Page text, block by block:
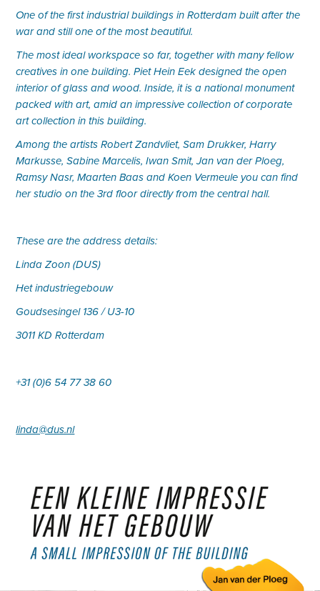
One of the first industrial buildings in Rotterdam built after the
war and still one of the most beautiful.
The most ideal workspace so far, together with many fellow
creatives in one building. Piet Hein Eek designed the open
interior of glass and wood. Inside, it is a national monument
packed with art, amid an impressive collection of corporate
art collection in this building.
Among the artists Robert Zandvliet, Sam Drukker, Harry
Markusse, Sabine Marcelis, Iwan Smit, Jan van der Ploeg,
Ramsy Nasr, Maarten Baas and Koen Vermeule you can find
her studio on the 3rd floor directly from the central hall.
These are the address details:
Linda Zoon (DUS)
Het industriegebouw
Goudsesingel 136 / U3-10
3011 KD Rotterdam
+31 (0)6 54 77 38 60
linda@dus.nl